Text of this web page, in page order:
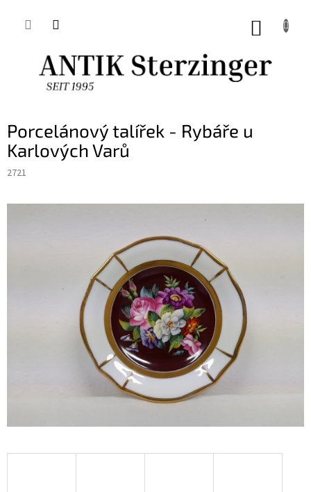
Porcelánový talířek - Rybáře u
Karlových Varů
2721